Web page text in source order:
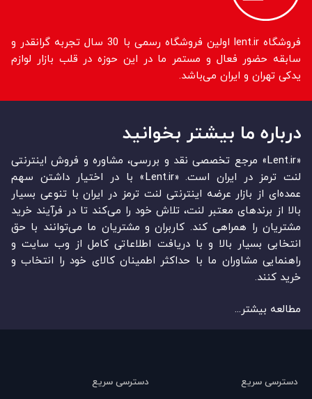
فروشگاه lent.ir اولین فروشگاه رسمی با 30 سال تجربه گرانقدر و
سابقه حضور فعال و مستمر ما در این حوزه در قلب بازار لوازم
یدکی تهران و ایران می‌باشد.
درباره ما بیشتر بخوانید
«Lent.ir» مرجع تخصصی نقد و بررسی، مشاوره و فروش اینترنتی
لنت ترمز در ایران است. «Lent.ir» با در اختیار داشتن سهم
عمده‏‌ای از بازار عرضه اینترنتی لنت ترمز در ایران با تنوعی بسیار
بالا از برندهای معتبر لنت، تلاش خود را می‌‏‏کند تا در فرآیند خرید
مشتریان را همراهی کند. کاربران و مشتریان ما می‏‏‌توانند با حق
انتخابی بسیار بالا و با دریافت اطلاعاتی کامل از وب سایت و
راهنمایی مشاوران ما با حداکثر اطمینان کالای خود را انتخاب و
خرید کنند.
مطالعه بیشتر...
دسترسی سریع دسترسی سریع